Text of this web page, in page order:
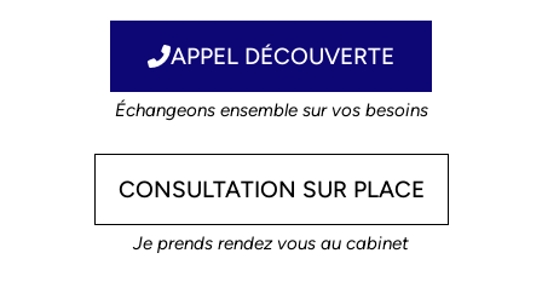
APPEL DÉCOUVERTE
Échangeons ensemble sur vos besoins
CONSULTATION SUR PLACE
Je prends rendez vous au cabinet